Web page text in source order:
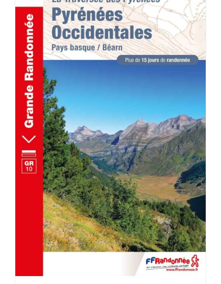
ACHETER LE PRODUIT / DÉTAILS